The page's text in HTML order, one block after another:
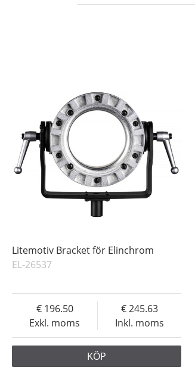
Litemotiv Bracket för Elinchrom
EL-26537
Exkl. moms
196.50
Inkl. moms
245.63
KÖP